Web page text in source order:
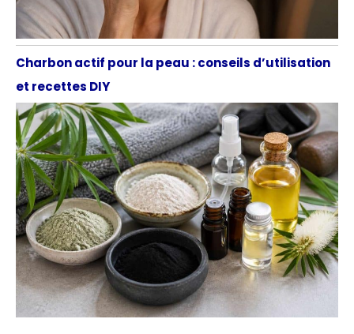
Charbon actif pour la peau : conseils d’utilisation
et recettes DIY